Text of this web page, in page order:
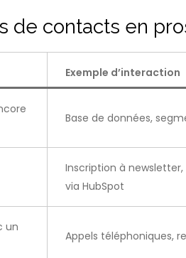
de contacts en
Exemple d’interaction
Base de données,
Inscription à
via HubSpot
un
Appels téléphoniques,